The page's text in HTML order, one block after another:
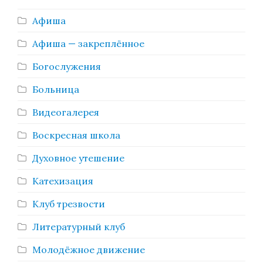
Афиша
Афиша — закреплённое
Богослужения
Больница
Видеогалерея
Воскресная школа
Духовное утешение
Катехизация
Клуб трезвости
Литературный клуб
Молодёжное движение